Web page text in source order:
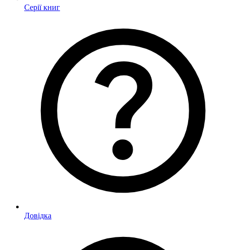
Серії книг
Довідка